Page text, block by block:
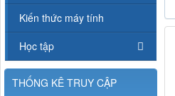
Kiến thức máy tính
Học tập
THỐNG KÊ TRUY CẬP